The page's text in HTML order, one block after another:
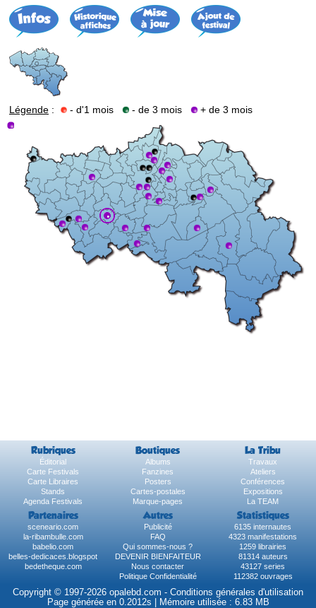
Légende : - d'1 mois - de 3 mois + de 3 mois
Rubriques Boutiques La Tribu
Éditorial Albums
Travaux
Carte Festivals
Fanzines
Ateliers
Carte Libraires
Posters
Conférences
Stands
Cartes-postales
Expositions
Agenda Festivals
Marque-pages La TEAM
Partenaires Autres Statistiques
sceneario.com Publicité
6135 internautes
la-ribambulle.com
FAQ
4323 manifestations
babelio.com
Qui sommes-nous ?
1259 librairies
belles-dedicaces.blogspot
DEVENIR BIENFAITEUR
81314 auteurs
bedetheque.com
Nous contacter
43127 series
Politique Confidentialité
112382 ouvrages
Copyright © 1997-2026 opalebd.com - Conditions générales d'utilisation
Page générée en 0.2012s | Mémoire utilisée : 6.83 MB